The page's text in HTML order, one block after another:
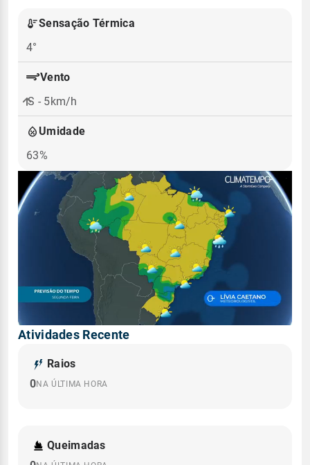
Sensação Térmica
4°
Vento
S - 5km/h
Umidade
63%
Atividades Recente
Raios
0NA ÚLTIMA HORA
Queimadas